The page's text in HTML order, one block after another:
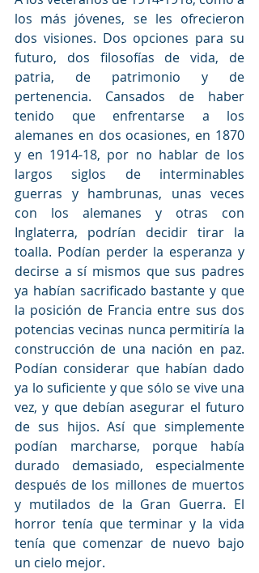
los más jóvenes, se les ofrecieron
dos visiones. Dos opciones para su
futuro, dos filosofías de vida, de
patria, de patrimonio y de
pertenencia. Cansados de haber
tenido que enfrentarse a los
alemanes en dos ocasiones, en 1870
y en 1914-18, por no hablar de los
largos siglos de interminables
guerras y hambrunas, unas veces
con los alemanes y otras con
Inglaterra, podrían decidir tirar la
toalla. Podían perder la esperanza y
decirse a sí mismos que sus padres
ya habían sacrificado bastante y que
la posición de Francia entre sus dos
potencias vecinas nunca permitiría la
construcción de una nación en paz.
Podían considerar que habían dado
ya lo suficiente y que sólo se vive una
vez, y que debían asegurar el futuro
de sus hijos. Así que simplemente
podían marcharse, porque había
durado demasiado, especialmente
después de los millones de muertos
y mutilados de la Gran Guerra. El
horror tenía que terminar y la vida
tenía que comenzar de nuevo bajo
un cielo mejor.